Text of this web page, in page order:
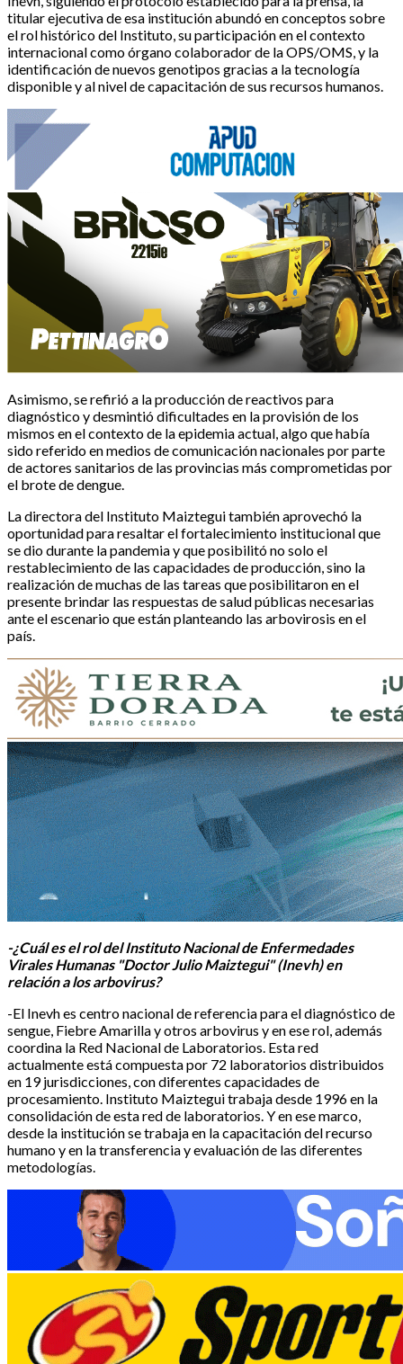
titular ejecutiva de esa institución abundó en conceptos sobre
el rol histórico del Instituto, su participación en el contexto
internacional como órgano colaborador de la OPS/OMS, y la
identificación de nuevos genotipos gracias a la tecnología
disponible y al nivel de capacitación de sus recursos humanos.
Asimismo, se refirió a la producción de reactivos para
diagnóstico y desmintió dificultades en la provisión de los
mismos en el contexto de la epidemia actual, algo que había
sido referido en medios de comunicación nacionales por parte
de actores sanitarios de las provincias más comprometidas por
el brote de dengue.
La directora del Instituto Maiztegui también aprovechó la
oportunidad para resaltar el fortalecimiento institucional que
se dio durante la pandemia y que posibilitó no solo el
restablecimiento de las capacidades de producción, sino la
realización de muchas de las tareas que posibilitaron en el
presente brindar las respuestas de salud públicas necesarias
ante el escenario que están planteando las arbovirosis en el
país.
-¿Cuál es el rol del Instituto Nacional de Enfermedades
Virales Humanas "Doctor Julio Maiztegui" (Inevh) en
relación a los arbovirus?
-El Inevh es centro nacional de referencia para el diagnóstico de
sengue, Fiebre Amarilla y otros arbovirus y en ese rol, además
coordina la Red Nacional de Laboratorios. Esta red
actualmente está compuesta por 72 laboratorios distribuidos
en 19 jurisdicciones, con diferentes capacidades de
procesamiento. Instituto Maiztegui trabaja desde 1996 en la
consolidación de esta red de laboratorios. Y en ese marco,
desde la institución se trabaja en la capacitación del recurso
humano y en la transferencia y evaluación de las diferentes
metodologías.